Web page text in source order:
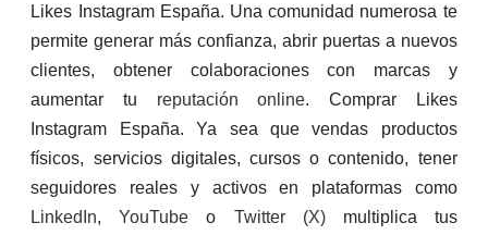
Likes Instagram España. Una comunidad numerosa te
permite generar más confianza, abrir puertas a nuevos
clientes, obtener colaboraciones con marcas y
aumentar tu reputación online. Comprar Likes
Instagram España. Ya sea que vendas productos
físicos, servicios digitales, cursos o contenido, tener
seguidores reales y activos en plataformas como
LinkedIn,YouTube o Twitter (X)multiplica tus